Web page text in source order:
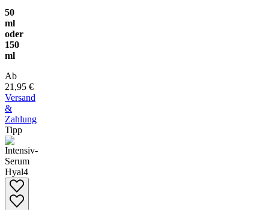
50
ml
oder
150
ml
Ab
21,95 €
Versand
&
Zahlung
Tipp